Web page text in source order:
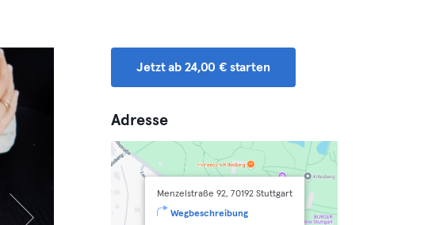
Jetzt ab 24,00 € starten
Adresse
Menzelstraße 92, 70192 Stuttgart
Wegbeschreibung